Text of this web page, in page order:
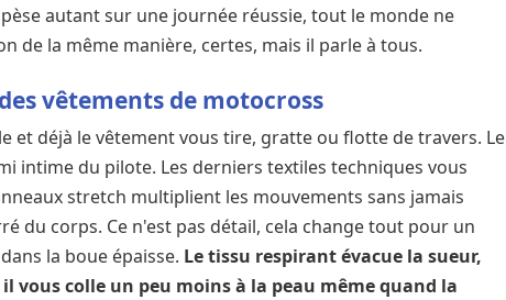
autant sur une journée réussie, tout le monde ne
de la même manière, certes, mais il parle à tous.
vêtements de motocross
et déjà le vêtement vous tire, gratte ou flotte de travers. Le
intime du pilote. Les derniers textiles techniques vous
stretch multiplient les mouvements sans jamais
du corps. Ce n'est pas détail, cela change tout pour un
la boue épaisse. Le tissu respirant évacue la sueur,
vous colle un peu moins à la peau même quand la